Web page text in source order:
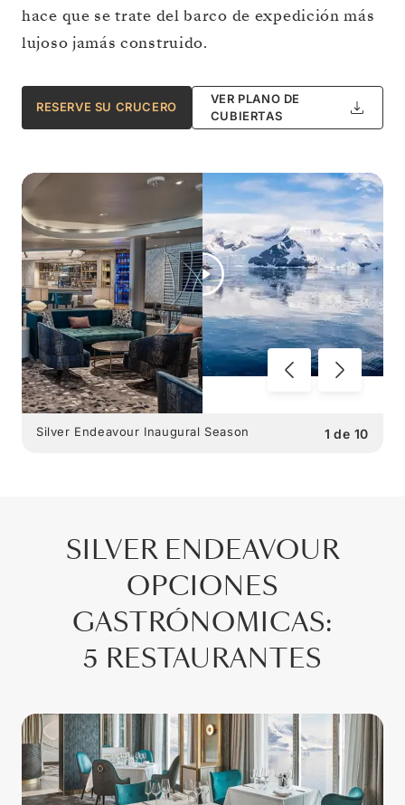
hace que se trate del barco de expedición más
lujoso jamás construido.
RESERVE SU CRUCERO
VER PLANO DE
CUBIERTAS
1 de 10
Silver Endeavour Inaugural Season
SILVER ENDEAVOUR
OPCIONES
GASTRÓNOMICAS:
5 RESTAURANTES